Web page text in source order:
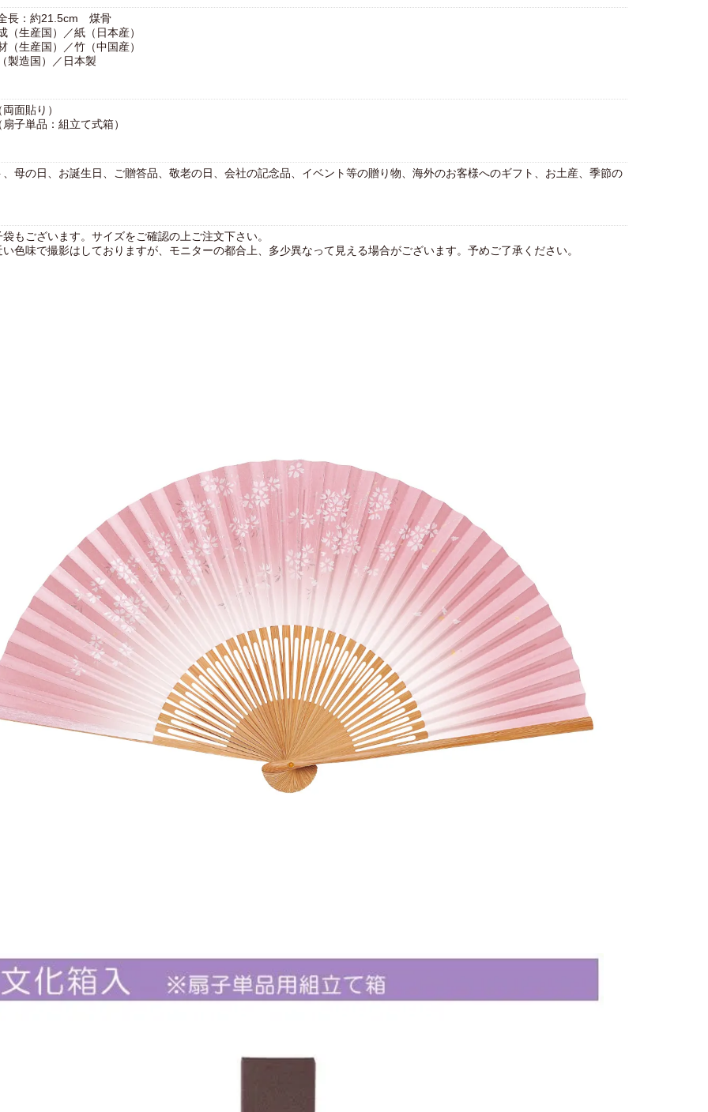
ていただきます。
長：約21.5cm 煤骨
（生産国）／紙（日本産）
（生産国）／竹（中国産）
製造国）／日本製
面貼り）
子単品：組立て式箱）
、母の日、お誕生日、ご贈答品、敬老の日、会社の記念品、イベント等の贈り物、海外のお客様へのギフト、お土産、季節の
もございます。サイズをご確認の上ご注文下さい。
色味で撮影はしておりますが、モニターの都合上、多少異なって見える場合がございます。予めご了承ください。